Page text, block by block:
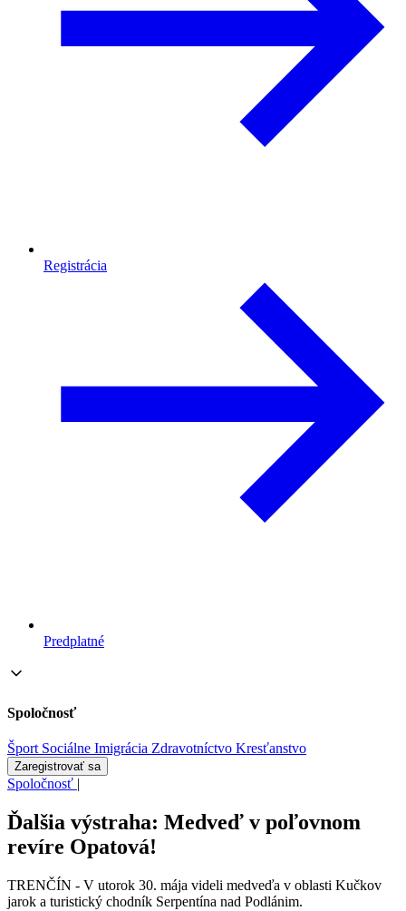
Registrácia
Predplatné
Spoločnosť
Šport Sociálne Imigrácia Zdravotníctvo Kresťanstvo
Zaregistrovať sa
Spoločnosť |
Ďalšia výstraha: Medveď v poľovnom
revíre Opatová!
TRENČÍN - V utorok 30. mája videli medveďa v oblasti Kučkov
jarok a turistický chodník Serpentína nad Podlánim.